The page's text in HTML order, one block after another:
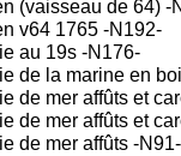
(vaisseau de 64) -
v64 1765 -N192-
au 19s -N176-
de la marine en
de mer affûts et
de mer affûts et
de mer affûts -N91-